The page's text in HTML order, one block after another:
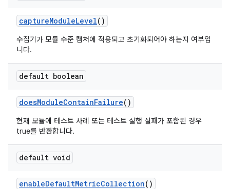
captureModuleLevel()
수집기가 모듈 수준 캡처에 적용되고 초기화되어야 하는지 여부입
니다.
default boolean
doesModuleContainFailure()
현재 모듈에 테스트 사례 또는 테스트 실행 실패가 포함된 경우
true를 반환합니다.
default void
enableDefaultMetricCollection()